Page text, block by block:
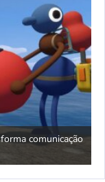
comunicação